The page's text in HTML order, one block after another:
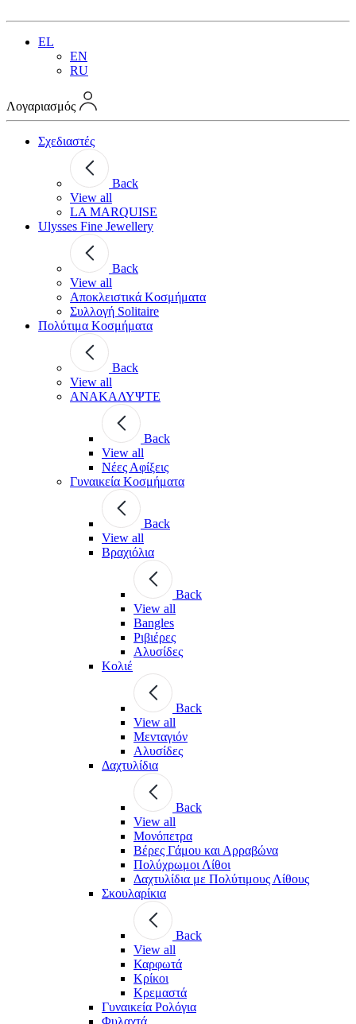
EL
EN
RU
Λογαριασμός
Σχεδιαστές
Back
View all
LA MARQUISE
Ulysses Fine Jewellery
Back
View all
Αποκλειστικά Κοσμήματα
Συλλογή Solitaire
Πολύτιμα Κοσμήματα
Back
View all
ΑΝΑΚΑΛΥΨΤΕ
Back
View all
Νέες Αφίξεις
Γυναικεία Κοσμήματα
Back
View all
Βραχιόλια
Back
View all
Bangles
Ριβιέρες
Αλυσίδες
Κολιέ
Back
View all
Μενταγιόν
Αλυσίδες
Δαχτυλίδια
Back
View all
Μονόπετρα
Βέρες Γάμου και Αρραβώνα
Πολύχρωμοι Λίθοι
Δαχτυλίδια με Πολύτιμους Λίθους
Σκουλαρίκια
Back
View all
Καρφωτά
Κρίκοι
Κρεμαστά
Γυναικεία Ρολόγια
Φυλαχτά